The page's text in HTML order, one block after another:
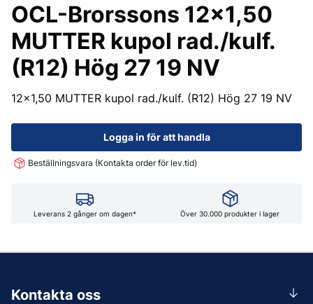
OCL-Brorssons 12x1,50
MUTTER kupol rad./kulf.
(R12) Hög 27 19 NV
12x1,50 MUTTER kupol rad./kulf. (R12) Hög 27 19 NV
Logga in för att handla
Beställningsvara (Kontakta order för lev.tid)
Leverans 2 gånger om dagen* Över 30.000 produkter i lager
Kontakta oss